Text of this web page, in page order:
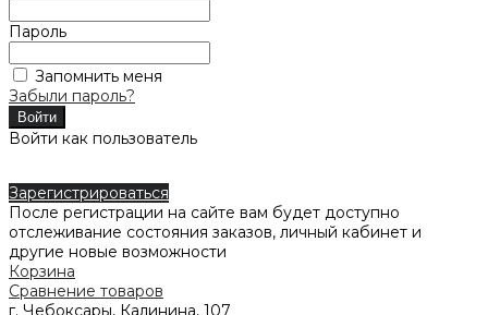
Пароль
Запомнить меня
Забыли пароль?
Войти как пользователь
Зарегистрироваться
После регистрации на сайте вам будет доступно
отслеживание состояния заказов, личный кабинет и
другие новые возможности
Корзина
Сравнение товаров
г. Чебоксары, Калинина, 107